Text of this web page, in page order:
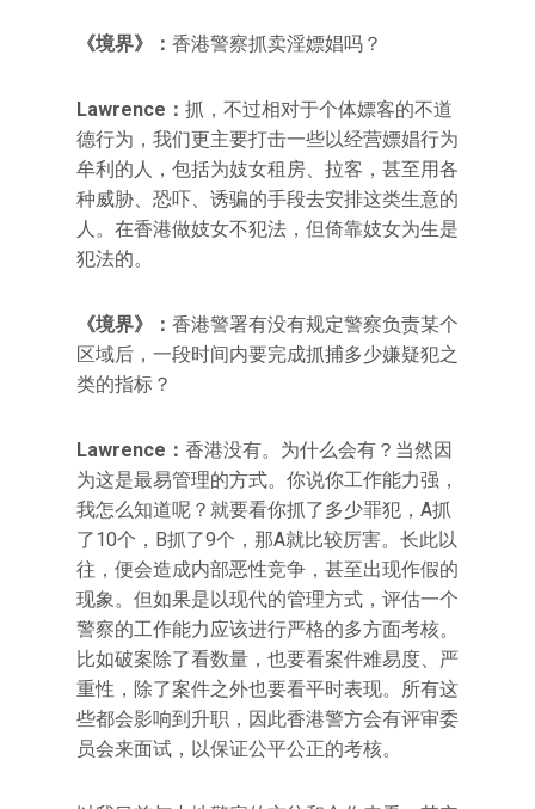
《境界》： 香港警察抓卖淫嫖娼吗？
Lawrence： 抓，不过相对于个体嫖客的不道
德行为，我们更主要打击一些以经营嫖娼行为
牟利的人，包括为妓女租房、拉客，甚至用各
种威胁、恐吓、诱骗的手段去安排这类生意的
人。在香港做妓女不犯法，但倚靠妓女为生是
犯法的。
《境界》： 香港警署有没有规定警察负责某个
区域后，一段时间内要完成抓捕多少嫌疑犯之
类的指标？
Lawrence： 香港没有。为什么会有？当然因
为这是最易管理的方式。你说你工作能力强，
我怎么知道呢？就要看你抓了多少罪犯，A抓
了10个，B抓了9个，那A就比较厉害。长此以
往，便会造成内部恶性竞争，甚至出现作假的
现象。但如果是以现代的管理方式，评估一个
警察的工作能力应该进行严格的多方面考核。
比如破案除了看数量，也要看案件难易度、严
重性，除了案件之外也要看平时表现。所有这
些都会影响到升职，因此香港警方会有评审委
员会来面试，以保证公平公正的考核。